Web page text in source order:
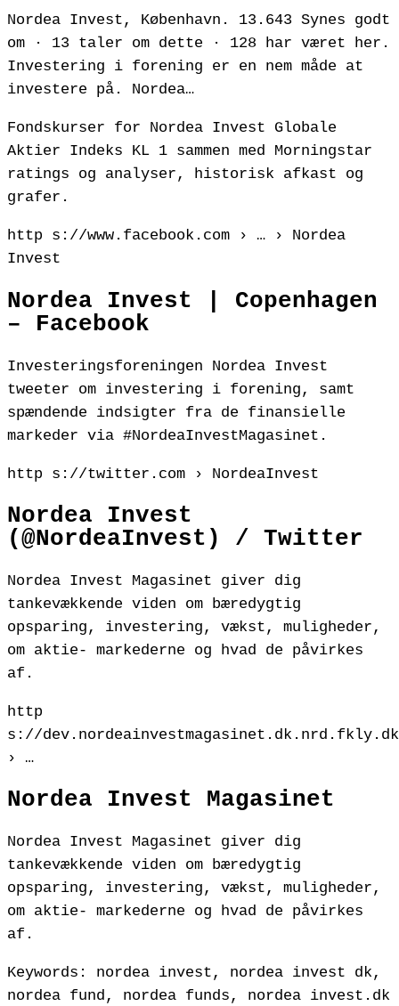
Nordea Invest, København. 13.643 Synes godt
om · 13 taler om dette · 128 har været her.
Investering i forening er en nem måde at
investere på. Nordea…
Fondskurser for Nordea Invest Globale
Aktier Indeks KL 1 sammen med Morningstar
ratings og analyser, historisk afkast og
grafer.
http s://www.facebook.com › … › Nordea
Invest
Nordea Invest | Copenhagen
– Facebook
Investeringsforeningen Nordea Invest
tweeter om investering i forening, samt
spændende indsigter fra de finansielle
markeder via #NordeaInvestMagasinet.
http s://twitter.com › NordeaInvest
Nordea Invest
(@NordeaInvest) / Twitter
Nordea Invest Magasinet giver dig
tankevækkende viden om bæredygtig
opsparing, investering, vækst, muligheder,
om aktie- markederne og hvad de påvirkes
af.
http
s://dev.nordeainvestmagasinet.dk.nrd.fkly.dk
› …
Nordea Invest Magasinet
Nordea Invest Magasinet giver dig
tankevækkende viden om bæredygtig
opsparing, investering, vækst, muligheder,
om aktie- markederne og hvad de påvirkes
af.
Keywords: nordea invest, nordea invest dk,
nordea fund, nordea funds, nordea invest.dk